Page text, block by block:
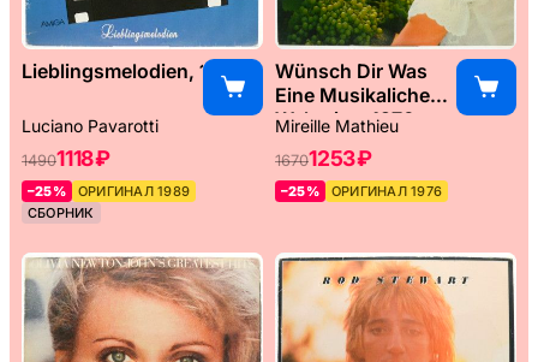
Lieblingsmelodien, 1989
Luciano Pavarotti
14901118 ₽
–25%
ОРИГИНАЛ 1989
СБОРНИК
Wünsch Dir Was
Eine Musikaliche
Weltreise, 1976
Mireille Mathieu
16701253 ₽
–25% ОРИГИНАЛ 1976